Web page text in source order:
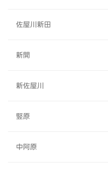
佐屋川新田
新開
新佐屋川
竪原
中阿原